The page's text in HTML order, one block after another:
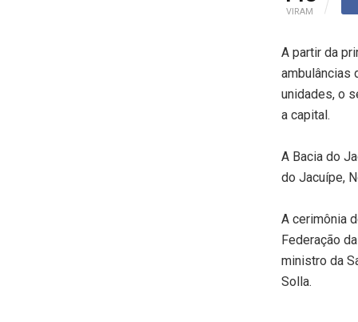
VIRAM
A partir da
ambulâncias
unidades, o
a capital.
A Bacia do
do Jacuípe,
A cerimônia
Federação
ministro da
Solla.